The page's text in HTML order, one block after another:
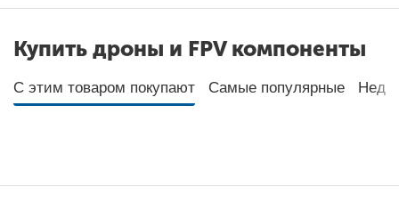
Купить дроны и FPV компоненты
С этим товаром покупают Самые популярные